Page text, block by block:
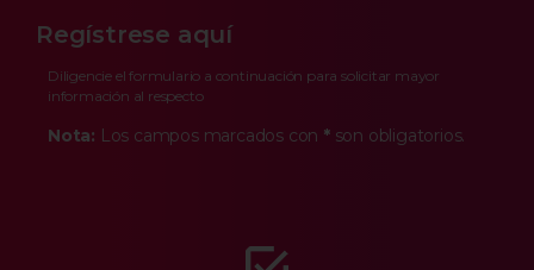
Regístrese aquí
Diligencie el formulario a continuación para solicitar mayor
información al respecto
Nota: Los campos marcados con *son obligatorios.